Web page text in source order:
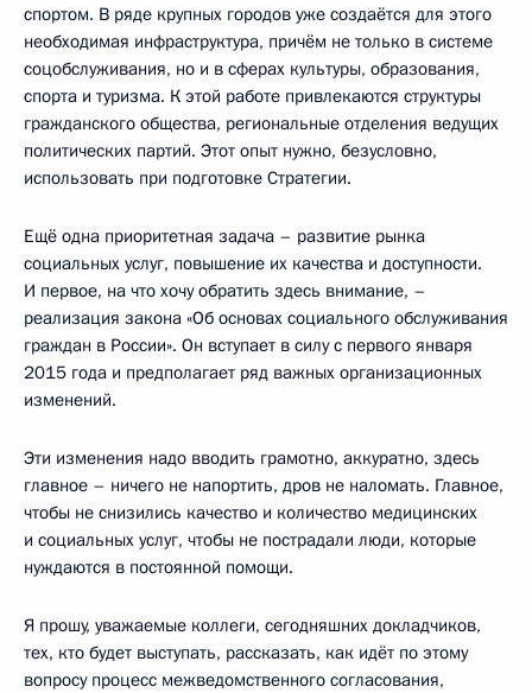
спортом. В ряде крупных городов уже создаётся для этого
необходимая инфраструктура, причём не только в системе
соцобслуживания, но и в сферах культуры, образования,
спорта и туризма. К этой работе привлекаются структуры
гражданского общества, региональные отделения ведущих
политических партий. Этот опыт нужно, безусловно,
использовать при подготовке Стратегии.
Ещё одна приоритетная задача – развитие рынка
социальных услуг, повышение их качества и доступности.
И первое, на что хочу обратить здесь внимание, –
реализация закона «Об основах социального обслуживания
граждан в России». Он вступает в силу с первого января
2015 года и предполагает ряд важных организационных
изменений.
Эти изменения надо вводить грамотно, аккуратно, здесь
главное – ничего не напортить, дров не наломать. Главное,
чтобы не снизились качество и количество медицинских
и социальных услуг, чтобы не пострадали люди, которые
нуждаются в постоянной помощи.
Я прошу, уважаемые коллеги, сегодняшних докладчиков,
тех, кто будет выступать, рассказать, как идёт по этому
вопросу процесс межведомственного согласования,